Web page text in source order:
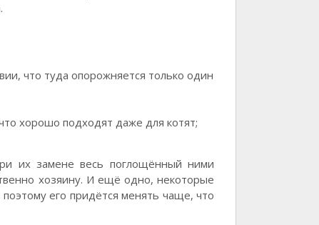
что туда опорожняется только один
хорошо подходят даже для котят;
их замене весь поглощённый ними
хозяину. И ещё одно, некоторые
его придётся менять чаще, что